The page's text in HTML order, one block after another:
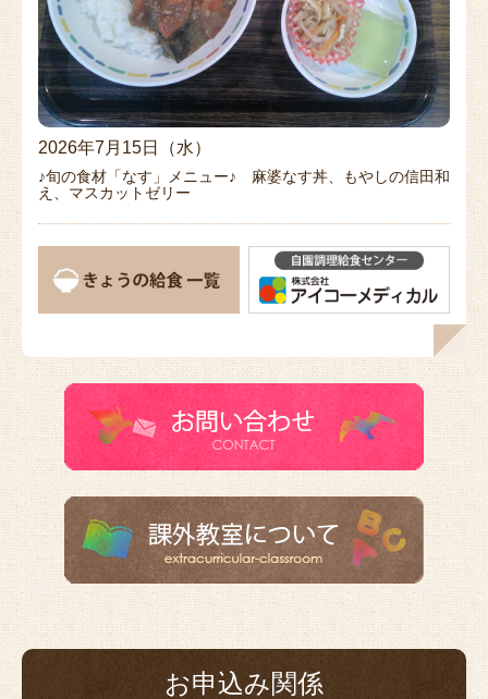
2026年7月15日（水）
♪旬の食材「なす」メニュー♪ 麻婆なす丼、もやしの信田和
え、マスカットゼリー
お申込み関係